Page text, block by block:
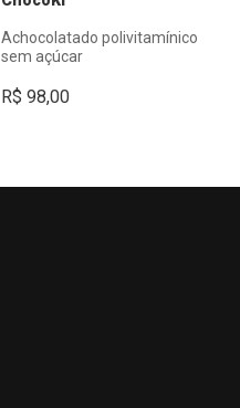
Achocolatado polivitamínico
sem açúcar
R$ 98,00